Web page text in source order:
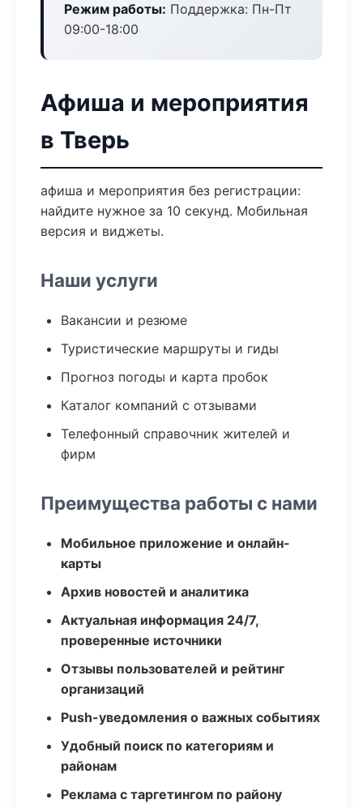
Режим работы: Поддержка: Пн-Пт
09:00-18:00
Афиша и мероприятия
в Тверь
афиша и мероприятия без регистрации:
найдите нужное за 10 секунд. Мобильная
версия и виджеты.
Наши услуги
Вакансии и резюме
Туристические маршруты и гиды
Прогноз погоды и карта пробок
Каталог компаний с отзывами
Телефонный справочник жителей и
фирм
Преимущества работы с нами
Мобильное приложение и онлайн-
карты
Архив новостей и аналитика
Актуальная информация 24/7,
проверенные источники
Отзывы пользователей и рейтинг
организаций
Push-уведомления о важных событиях
Удобный поиск по категориям и
районам
Реклама с таргетингом по району